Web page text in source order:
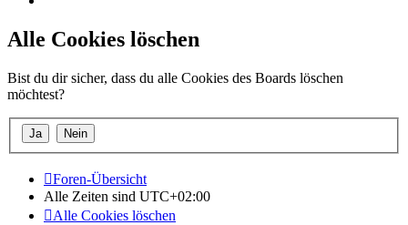
Alle Cookies löschen
Bist du dir sicher, dass du alle Cookies des Boards löschen
möchtest?
Foren-Übersicht
Alle Zeiten sind UTC+02:00
Alle Cookies löschen